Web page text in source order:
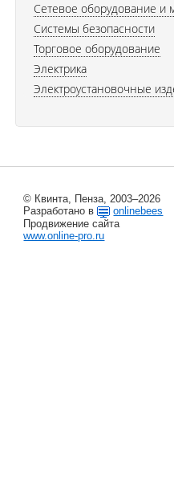
Сетевое оборудование и
Системы безопасности
Торговое оборудование
Электрика
Электроустановочные
© Квинта, Пенза, 2003–2026
Разработано в
onlinebees
Продвижение сайта
www.online-pro.ru